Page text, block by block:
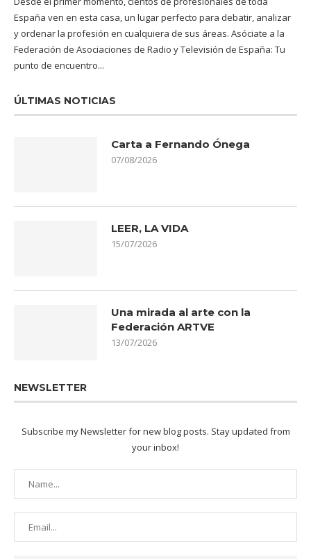
España ven en esta casa, un lugar perfecto para debatir, analizar
y ordenar la profesión en cualquiera de sus áreas. Asóciate a la
Federación de Asociaciones de Radio y Televisión de España: Tu
punto de encuentro...
ÚLTIMAS NOTICIAS
Carta a Fernando Ónega
07/08/2026
LEER, LA VIDA
15/07/2026
Una mirada al arte con la
Federación ARTVE
13/07/2026
NEWSLETTER
Subscribe my Newsletter for new blog posts. Stay updated from
your inbox!